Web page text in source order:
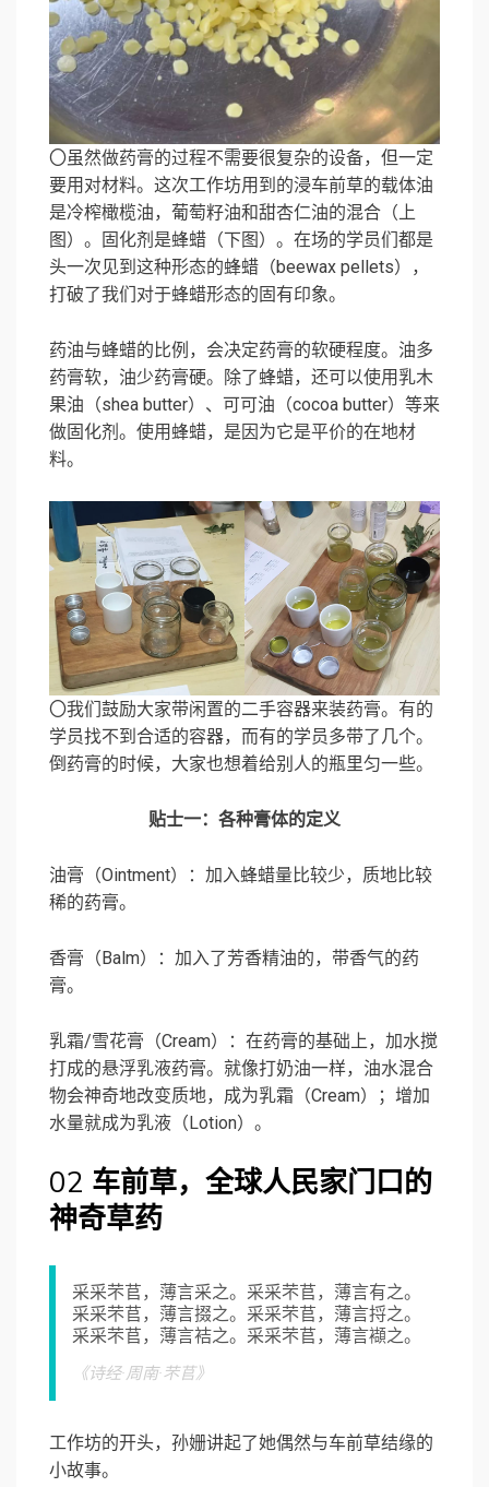
〇虽然做药膏的过程不需要很复杂的设备，但一定
要用对材料。这次工作坊用到的浸车前草的载体油
是冷榨橄榄油，葡萄籽油和甜杏仁油的混合（上
图）。固化剂是蜂蜡（下图）。在场的学员们都是
头一次见到这种形态的蜂蜡（beewax pellets），
打破了我们对于蜂蜡形态的固有印象。
药油与蜂蜡的比例，会决定药膏的软硬程度。油多
药膏软，油少药膏硬。除了蜂蜡，还可以使用乳木
果油（shea butter）、可可油（cocoa butter）等来
做固化剂。使用蜂蜡，是因为它是平价的在地材
料。
〇我们鼓励大家带闲置的二手容器来装药膏。有的
学员找不到合适的容器，而有的学员多带了几个。
倒药膏的时候，大家也想着给别人的瓶里匀一些。
贴士一：各种膏体的定义
油膏（Ointment）：加入蜂蜡量比较少，质地比较
稀的药膏。
香膏（Balm）：加入了芳香精油的，带香气的药
膏。
乳霜/雪花膏（Cream）：在药膏的基础上，加水搅
打成的悬浮乳液药膏。就像打奶油一样，油水混合
物会神奇地改变质地，成为乳霜（Cream）；增加
水量就成为乳液（Lotion）。
02 车前草，全球人民家门口的
神奇草药
采采芣苢，薄言采之。采采芣苢，薄言有之。
采采芣苢，薄言掇之。采采芣苢，薄言捋之。
采采芣苢，薄言袺之。采采芣苢，薄言襭之。
《诗经·周南·芣苢》
工作坊的开头，孙姗讲起了她偶然与车前草结缘的
小故事。